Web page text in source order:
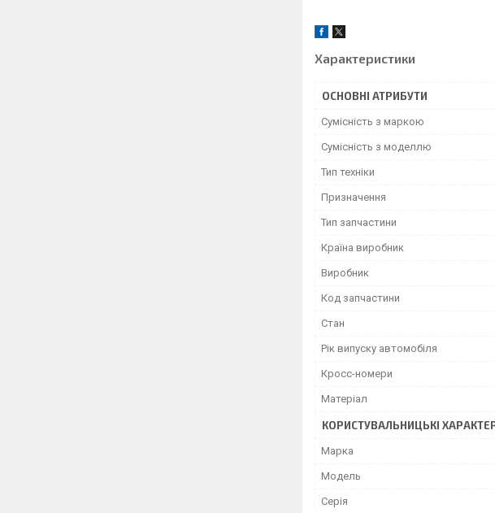
Характеристики
ОСНОВНІ АТРИБУТИ
Сумісність з маркою
Сумісність з моделлю
Тип техніки
Призначення
Тип запчастини
Країна виробник
Виробник
Код запчастини
Стан
Рік випуску автомобіля
Кросс-номери
Матеріал
КОРИСТУВАЛЬНИЦЬКІ
Марка
Модель
Серія